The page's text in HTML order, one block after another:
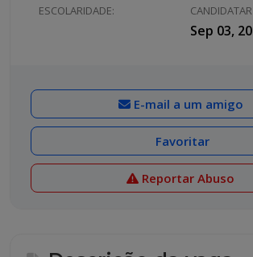
ESCOLARIDADE:
Sep 03,
E-mail a um amigo
Favoritar
Reportar Abuso